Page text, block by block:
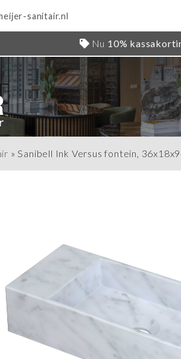
sanitair.nl
Nu 10%
»Sanibell Ink Versus fontein,